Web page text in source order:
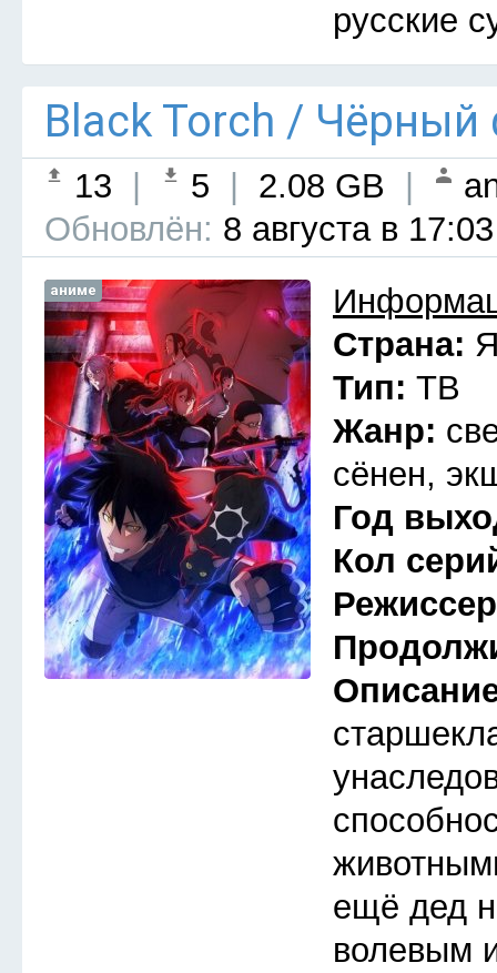
русские
Black Torch /
13 5 2.08 GB
Обновлён: 8 августа в 17:03
аниме
Страна:
Тип: ТВ
Жанр:
сёнен,
Год
Кол
ещё дед
волевым